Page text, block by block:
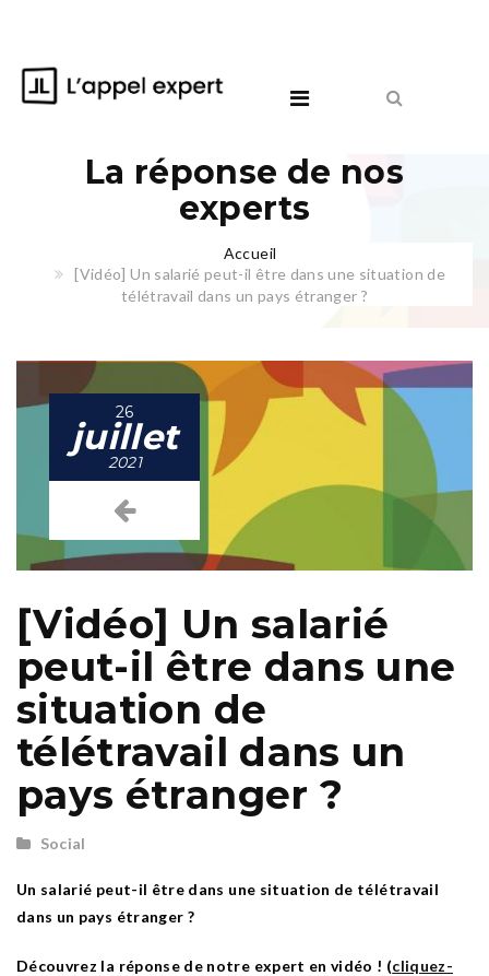
La réponse de nos
experts
Accueil
[Vidéo] Un salarié peut-il être dans une situation de
télétravail dans un pays étranger ?
26
juillet
2021
[Vidéo] Un salarié
peut-il être dans une
situation de
télétravail dans un
pays étranger ?
Social
Un salarié peut-il être dans une situation de télétravail
dans un pays étranger ?
Découvrez la réponse de notre expert en vidéo ! (cliquez-